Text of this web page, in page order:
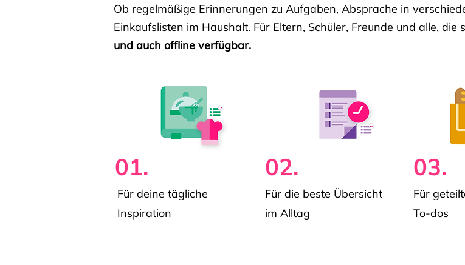
Ob regelmäßige Erinnerungen zu Aufgaben, Absprache in
Einkaufslisten im Haushalt. Für Eltern, Schüler, Freunde und alle,
und auch offline verfügbar.
01.
Für deine tägliche
Inspiration
02.
Für die beste Übersicht
im Alltag
03.
Für
To-dos